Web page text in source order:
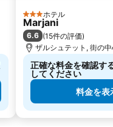
3 ホテルのランク
ホテル
Marjani
6.6 (15件の評価)
ザルシュテット, 街の
正確な料金を確認す
してください
料金を表